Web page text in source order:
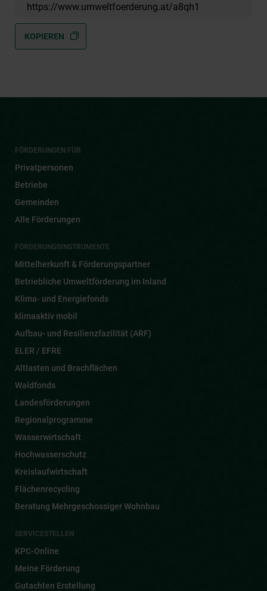
https://www.umweltfoerderung.at/a8qh1
KOPIEREN
FÖRDERUNGEN FÜR
Privatpersonen
Betriebe
Gemeinden
Alle Förderungen
FÖRDERUNGSINSTRUMENTE
Mittelherkunft & Förderungspartner
Betriebliche Umweltförderung im Inland
Klima- und Energiefonds
klimaaktiv mobil
Aufbau- und Resilienzfazilität (ARF)
ELER / EFRE
Altlasten und Brachflächen
Waldfonds
Landesförderungen
Regionalprogramme
Wasserwirtschaft
Hochwasserschutz
Kreislaufwirtschaft
Flächenrecycling
Beratung Mehrgeschossiger Wohnbau
SERVICESTELLEN
KPC-Online
Meine Förderung
Gutachten Erstellung